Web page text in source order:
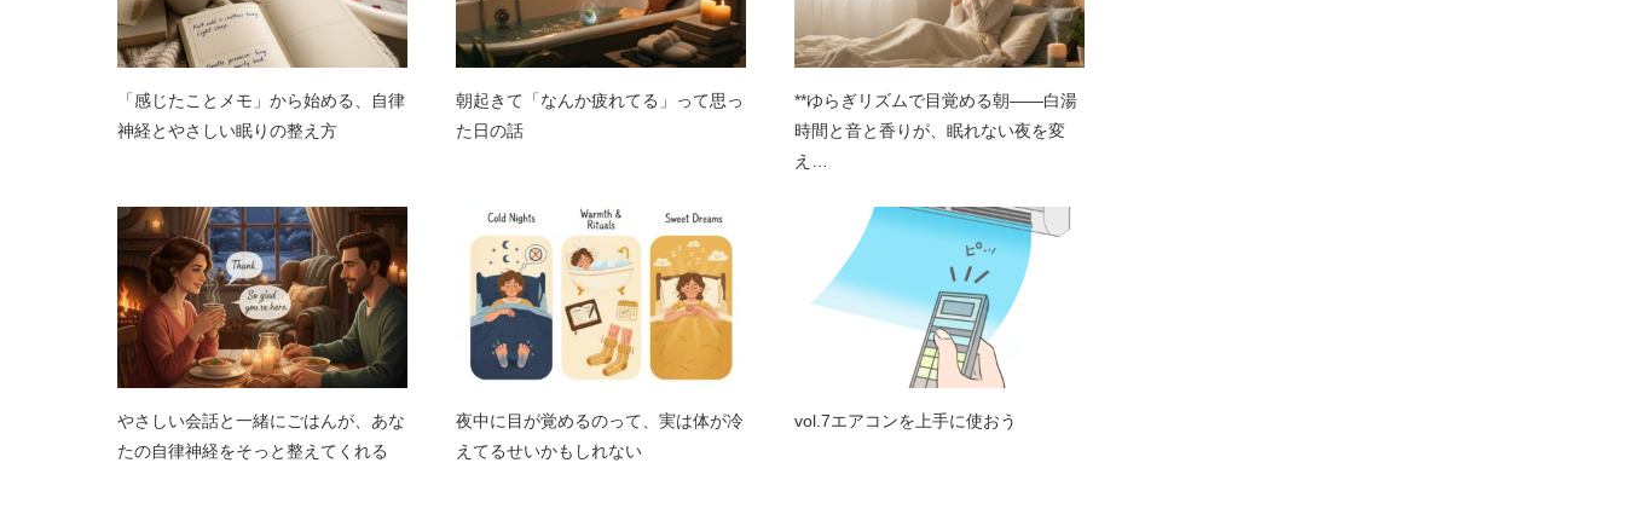
「感じたことメモ」から始める、自律
神経とやさしい眠りの整え方
朝起きて「なんか疲れてる」って思っ
た日の話
**ゆらぎリズムで目覚める朝――白湯
時間と音と香りが、眠れない夜を変
え…
やさしい会話と一緒にごはんが、あな
たの自律神経をそっと整えてくれる
夜中に目が覚めるのって、実は体が冷
えてるせいかもしれない
vol.7エアコンを上手に使おう